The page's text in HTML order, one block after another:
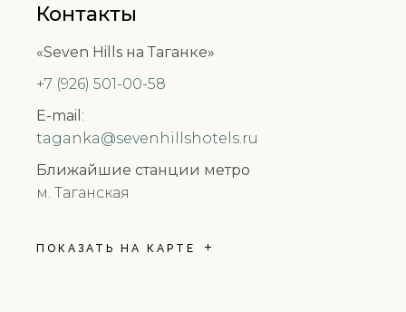
Контакты
«Seven Hills на Таганке»
+7 (926) 501-00-58
E-mail :
taganka@sevenhillshotels.ru
Ближайшие станции метро
м. Таганская
ПОКАЗАТЬ НА КАРТЕ